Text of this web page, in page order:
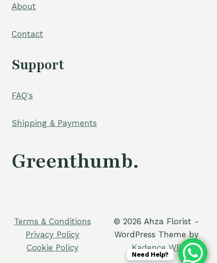
About
Contact
Support
FAQ's
Shipping & Payments
Greenthumb.
Terms & Conditions
Privacy Policy
Cookie Policy
© 2026 Ahza Florist -
WordPress Theme by
Kadence WP
Need Help?